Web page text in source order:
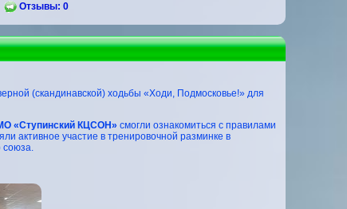
Отзывы: 0
(скандинавской) ходьбы «Ходи, Подмосковье!» для
«Ступинский КЦСОН» смогли ознакомиться с правилами
активное участие в тренировочной разминке в
союза.